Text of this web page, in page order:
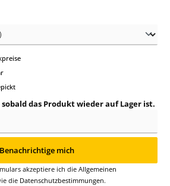
das Produkt wieder auf Lager ist.
Benachrichtige mich
akzeptiere ich die Allgemeinen
die Datenschutzbestimmungen.